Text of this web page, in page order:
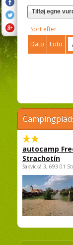
Tilføj egne
Sort efter
Dato
Foto
autocamp
Strachotín
Šakvická 3, 693 01